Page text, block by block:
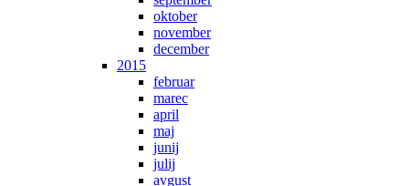
oktober
november
december
2015
februar
marec
april
maj
junij
julij
avgust